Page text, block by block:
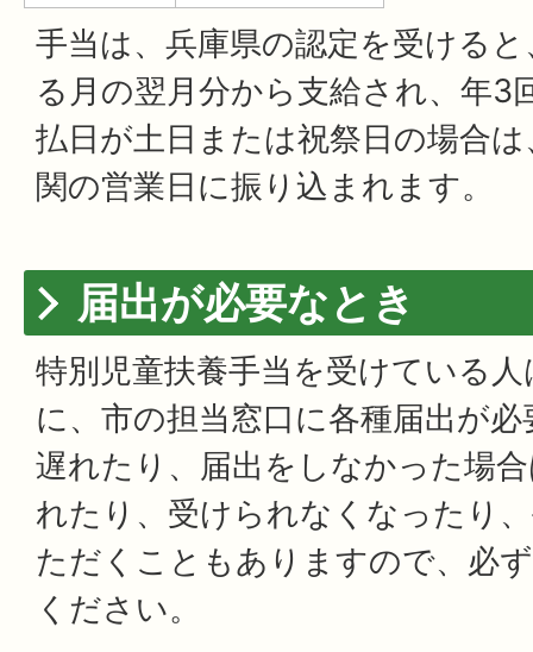
手当は、兵庫県の認定を受ける
る月の翌月分から支給され、年3
払日が土日または祝祭日の場合
関の営業日に振り込まれます。
届出が必要なとき
特別児童扶養手当を受けている
に、市の担当窓口に各種届出が
遅れたり、届出をしなかった場
れたり、受けられなくなったり
ただくこともありますので、必
ください。